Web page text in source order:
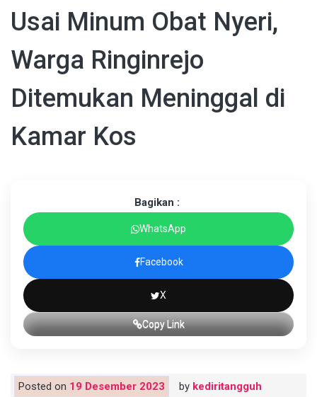
Usai Minum Obat Nyeri,
Warga Ringinrejo
Ditemukan Meninggal di
Kamar Kos
Bagikan :
WhatsApp
Facebook
X
Copy Link
Posted on 19 Desember 2023 by kediritangguh